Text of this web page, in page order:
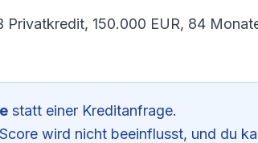
Privatkredit, 150.000 EUR, 84
statt einer Kreditanfrage.
wird nicht beeinflusst, und du